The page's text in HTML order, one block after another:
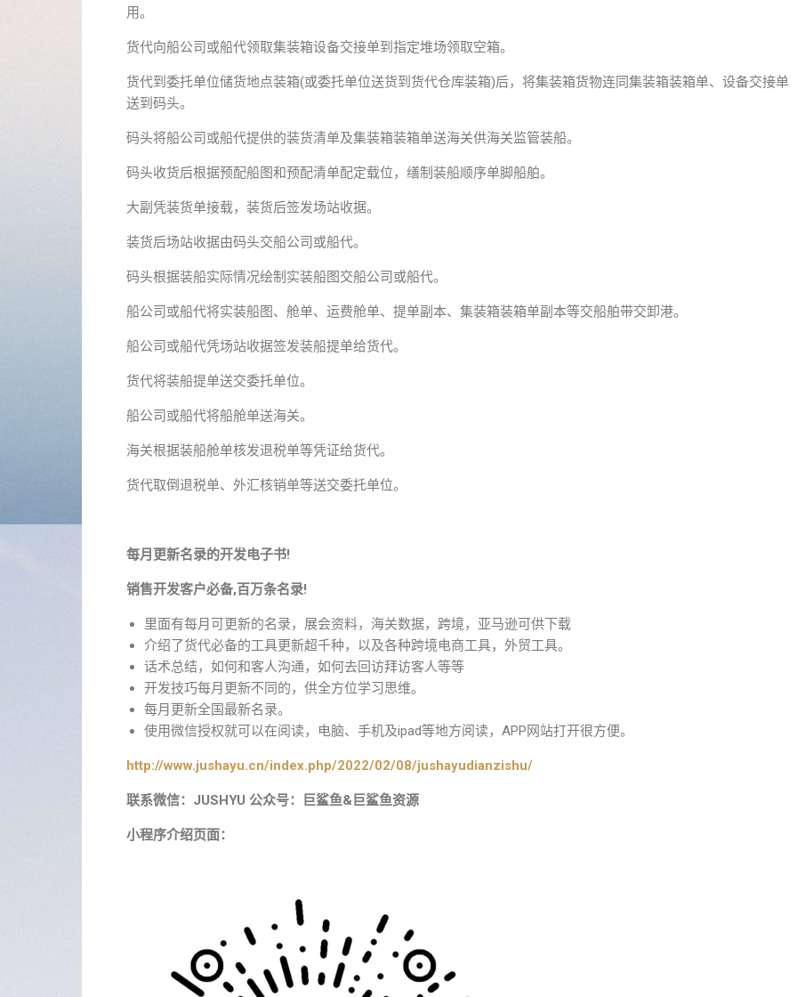
用。
货代向船公司或船代领取集装箱设备交接单到指定堆场领取空箱。
货代到委托单位储货地点装箱(或委托单位送货到货代仓库装箱)后，将集装箱货物连同集装箱装箱单、设备交接单
送到码头。
码头将船公司或船代提供的装货清单及集装箱装箱单送海关供海关监管装船。
码头收货后根据预配船图和预配清单配定载位，缮制装船顺序单脚船舶。
大副凭装货单接载，装货后签发场站收据。
装货后场站收据由码头交船公司或船代。
码头根据装船实际情况绘制实装船图交船公司或船代。
船公司或船代将实装船图、舱单、运费舱单、提单副本、集装箱装箱单副本等交船舶带交卸港。
船公司或船代凭场站收据签发装船提单给货代。
货代将装船提单送交委托单位。
船公司或船代将船舱单送海关。
海关根据装船舱单核发退税单等凭证给货代。
货代取倒退税单、外汇核销单等送交委托单位。
每月更新名录的开发电子书!
销售开发客户必备,百万条名录!
里面有每月可更新的名录，展会资料，海关数据，跨境，亚马逊可供下载
介绍了货代必备的工具更新超千种，以及各种跨境电商工具，外贸工具。
话术总结，如何和客人沟通，如何去回访拜访客人等等
开发技巧每月更新不同的，供全方位学习思维。
每月更新全国最新名录。
使用微信授权就可以在阅读，电脑、手机及ipad等地方阅读，APP网站打开很方便。
http://www.jushayu.cn/index.php/2022/02/08/jushayudianzishu/
联系微信：JUSHYU 公众号：巨鲨鱼&巨鲨鱼资源
小程序介绍页面：